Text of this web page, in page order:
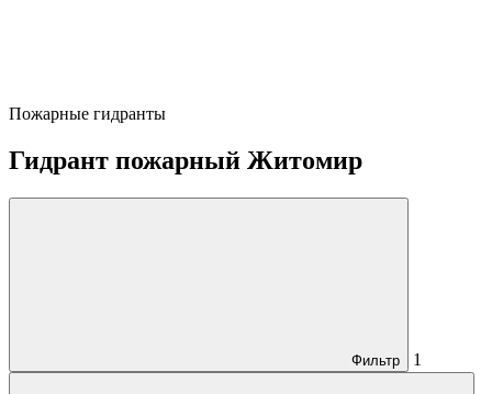
Пожарные гидранты
Гидрант пожарный Житомир
Фильтр 1